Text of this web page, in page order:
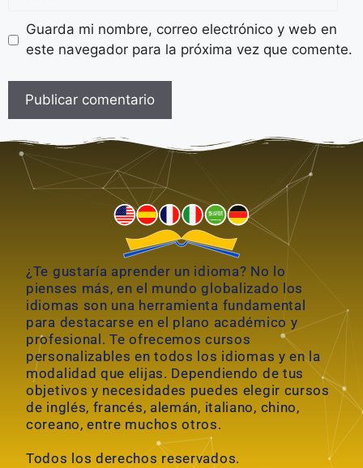
Guarda mi nombre, correo electrónico y web en
este navegador para la próxima vez que comente.
A
¿Te gustaría aprender un idioma? No lo
pienses más, en el mundo globalizado los
idiomas son una herramienta fundamental
para destacarse en el plano académico y
profesional. Te ofrecemos cursos
personalizables en todos los idiomas y en la
modalidad que elijas. Dependiendo de tus
objetivos y necesidades puedes elegir cursos
de inglés, francés, alemán, italiano, chino,
coreano, entre muchos otros.
Todos los derechos reservados.